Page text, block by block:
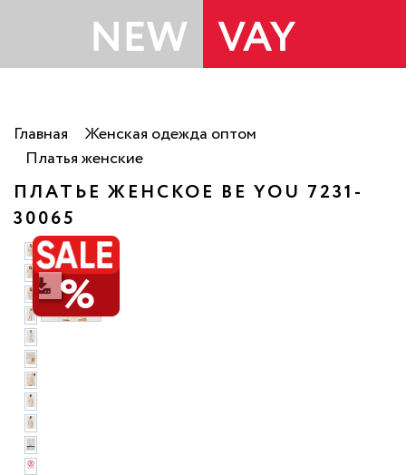
Главная
Женская одежда оптом
Платья женские
ПЛАТЬЕ ЖЕНСКОЕ BE YOU 7231-
30065
%
РАСПРОДАЖА